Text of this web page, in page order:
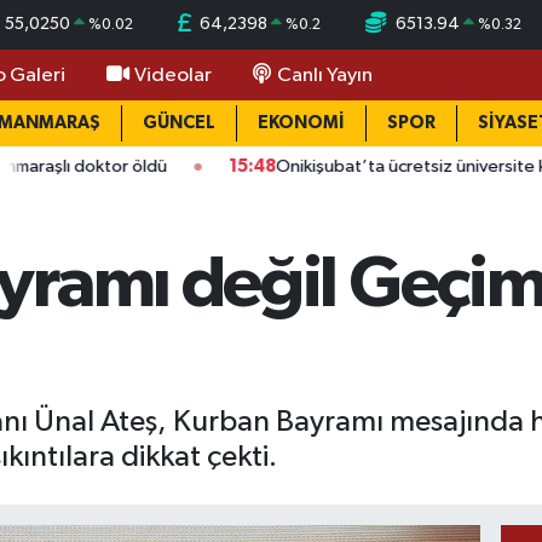
55,0250 %0.02 64,2398 %0.2 6513.94 %0.32
Galeri Videolar Canlı Yayın
GÜNCEL EKONOMİ SPOR
öldü 15:48 Onikişubat’ta ücretsiz üniversite kursunda
değil
Ünal Ateş, Kurban Bayramı mesajında
dikkat çekti.